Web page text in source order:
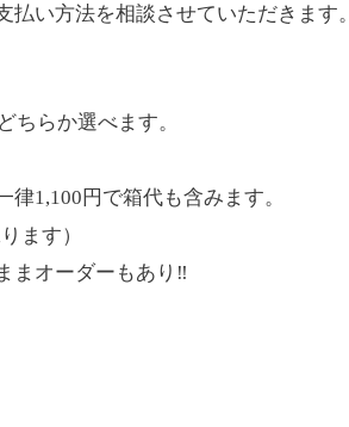
い方法を相談させていただきます。
ちらか選べます。
律1,100 円で箱代も含みます。
ます）
まオーダーもあり ‼️